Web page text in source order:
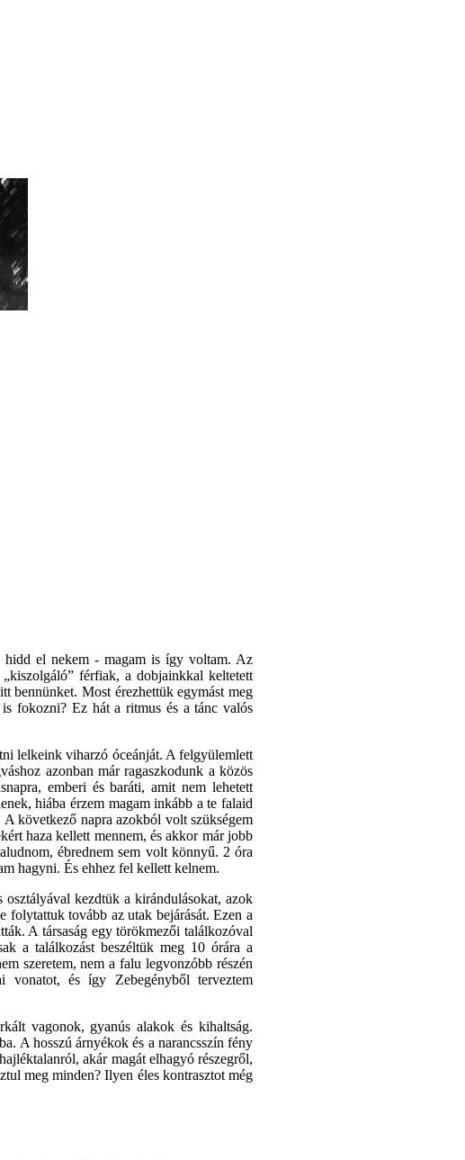
hidd el nekem - magam is így voltam. Az
férfiak, a dobjainkkal keltetett
bennünket. Most érezhettük egymást meg
fokozni? Ez hát a ritmus és a tánc valós
lelkeink viharzó óceánját. A felgyülemlett
azonban már ragaszkodunk a közös
emberi és baráti, amit nem lehetett
hiába érzem magam inkább a te falaid
következő napra azokból volt szükségem
haza kellett mennem, és akkor már jobb
ébrednem sem volt könnyű. 2 óra
hagyni. És ehhez fel kellett kelnem.
kezdtük a kirándulásokat, azok
folytattuk tovább az utak bejárását. Ezen a
A társaság egy törökmezői találkozóval
a találkozást beszéltük meg 10 órára a
szeretem, nem a falu legvonzóbb részén
és így Zebegényből terveztem
vagonok, gyanús alakok és kihaltság.
A hosszú árnyékok és a narancsszín fény
akár magát elhagyó részegről,
meg minden? Ilyen éles kontrasztot még